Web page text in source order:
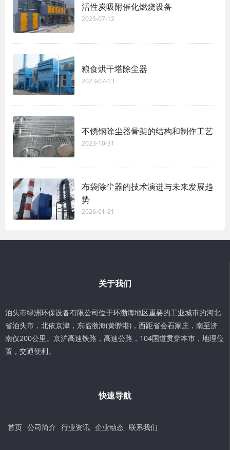
活性炭吸附催化燃烧设备
2025-07-12
粮食烘干塔除尘器
2023-07-13
不锈钢除尘器骨架的结构和制作工艺
2023-10-31
布袋除尘器的技术演进与未来发展趋
势
2026-01-21
关于我们
泊头市绿洲环保设备有限公司位于环渤海地区重要的工业城市的河北
省泊头市，北依京津，东临渤海(黄骅港)，西距省会石家庄，南至济
南仅200公里。京沪高速铁路，高速公路，104国道贯穿本市，地理位
置，交通便利。
快速导航
首页 公司简介 行业资讯 企业动态 联系我们